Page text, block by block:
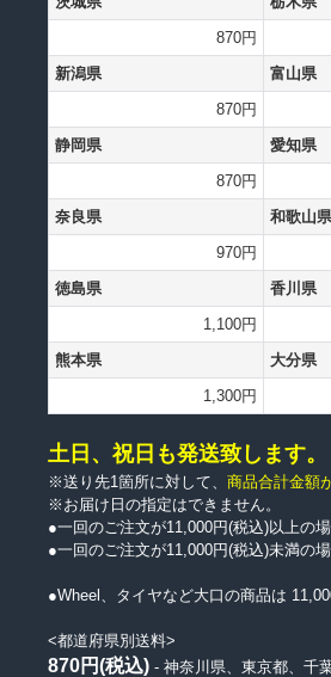
870円
新潟県
富山県
870円
静岡県
愛知県
870円
奈良県
和歌山県
970円
徳島県
香川県
1,100円
熊本県
大分県
1,300円
土日、祝日も発送致します。
※送り先1箇所に対して、 商品合計金額
※お届け日の指定はできません。
●一回のご注文が11,000円(税込)以上の
●一回のご注文が11,000円(税込)未満の
●Wheel、タイヤなど大口の商品は
<都道府県別送料>
870円(税込) - 神奈川県、東京都、千